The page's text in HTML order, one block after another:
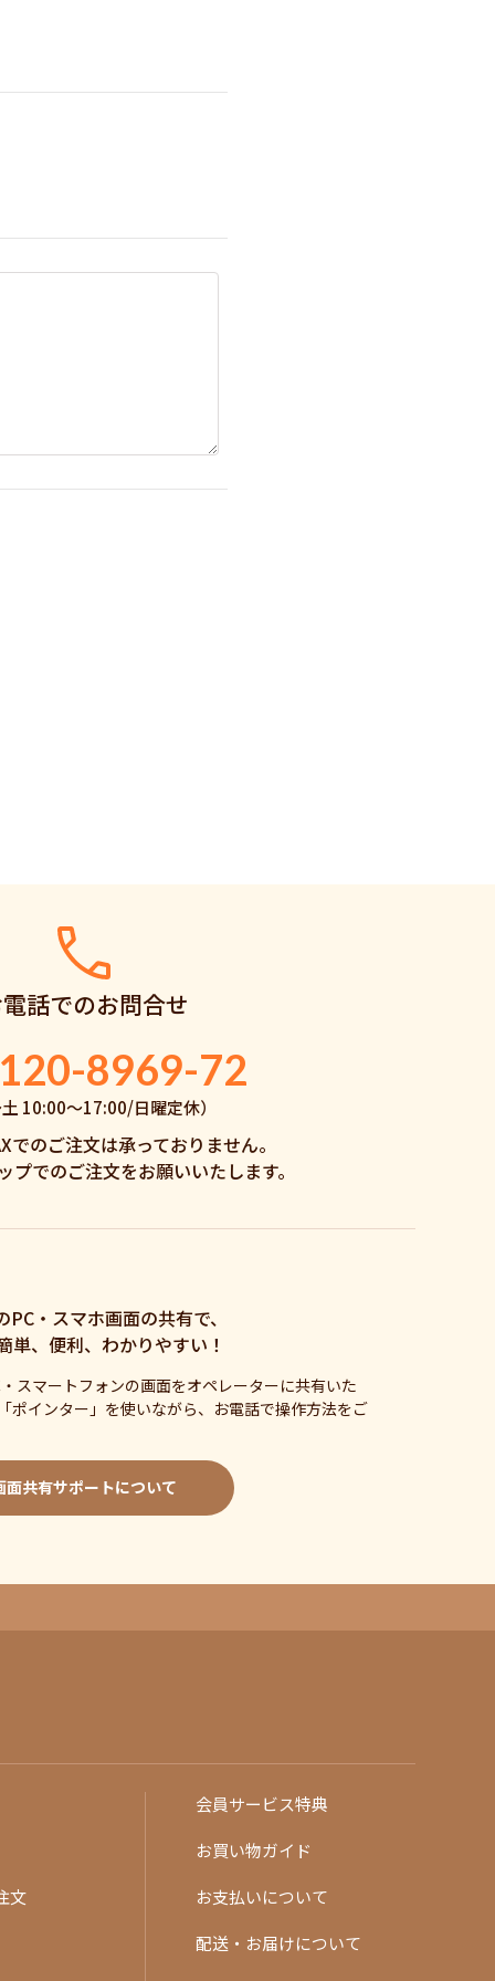
話でのお問合せ
8969-72
土 10:00〜17:00/日曜定休）
のご注文は承っておりません。
プでのご注文をお願いいたします。
PC・スマホ画面の共有で、
単、便利、わかりやすい！
スマートフォンの画面をオペレーターに共有いた
ポインター」を使いながら、お電話で操作方法をご
面共有サポートについて
文
会員サービス特典
お買い物ガイド
お支払いについて
配送・お届けについて